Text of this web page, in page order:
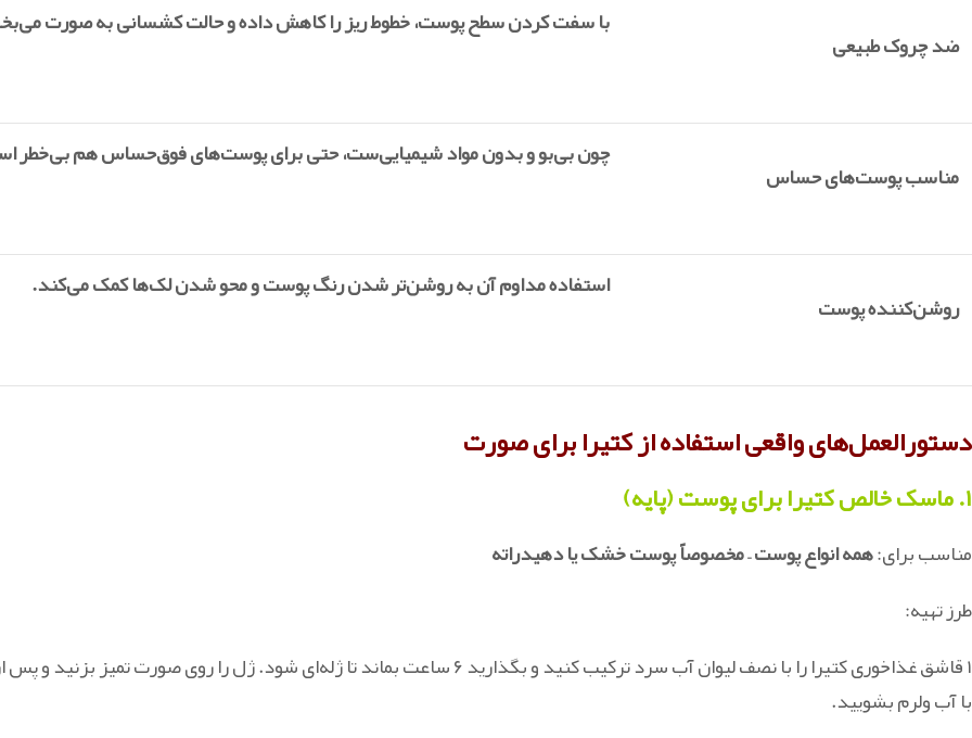
ضد چروک طبیعی
با سفت کردن سطح پوست، خطوط ریز را کاهش داده و حالت کشسانی به صورت
مناسب پوست‌های حساس
چون بی‌بو و بدون مواد شیمیایی‌ست، حتی برای پوست‌های فوق‌حساس هم بی‌خطر
روشن‌کننده پوست
استفاده مداوم آن به روشن‌تر شدن رنگ پوست و محو شدن لک‌ها کمک می‌کند.
دستورالعمل‌های واقعی استفاده از کتیرا برای صورت
۱. ماسک خالص کتیرا برای پوست (پایه)
مناسب برای:همه انواع پوست – مخصوصاً پوست خشک یا دهیدراته
طرز تهیه:
با آب ولرم بشویید.